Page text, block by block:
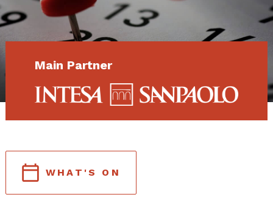
Main Partner
WHAT'S ON